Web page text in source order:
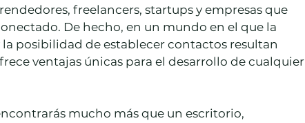
freelancers, startups y empresas que
De hecho, en un mundo en el que la
posibilidad de establecer contactos resultan
ventajas únicas para el desarrollo de cualquier
mucho más que un escritorio,